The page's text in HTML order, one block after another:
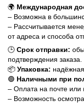
🌍 Международная
– Возможна в
– Рассчитывается
от адреса и способа
🕒 Срок отправки:
подтверждения заказа.
📦 Упаковка:
🟢 Наличными при
– Оплата на почте или
– Возможность